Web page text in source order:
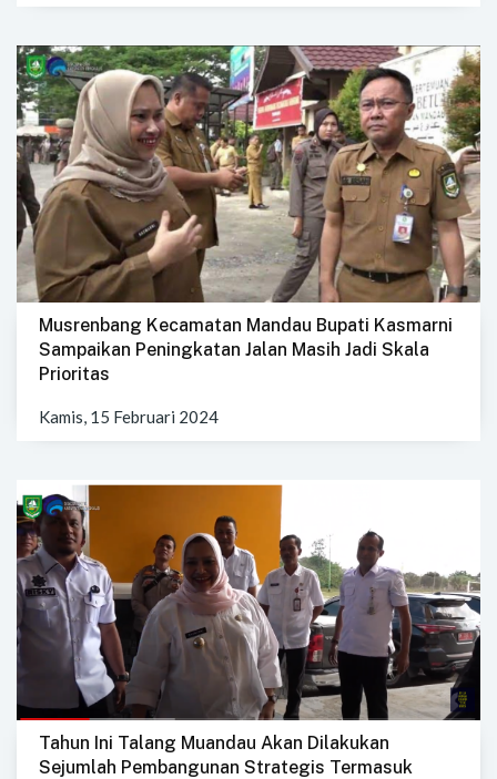
Musrenbang Kecamatan Mandau Bupati Kasmarni
Sampaikan Peningkatan Jalan Masih Jadi Skala
Prioritas
Kamis, 15 Februari 2024
Tahun Ini Talang Muandau Akan Dilakukan
Sejumlah Pembangunan Strategis Termasuk